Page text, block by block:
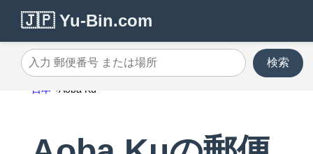
🇯🇵 Yu-Bin.com
入力 郵便番号 または場所
検索
日本 Aoba Ku